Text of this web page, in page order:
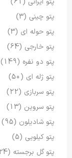
پتو چینی (3)
پتو حوله ای (3)
پتو خارجی (64)
پتو دو نفره (149)
پتو ژله ای (50)
پتو سربازی (22)
پتو سروین (13)
پتو شادیلون (95)
پتو کیلویی (5)
پتو گل برجسته (124)